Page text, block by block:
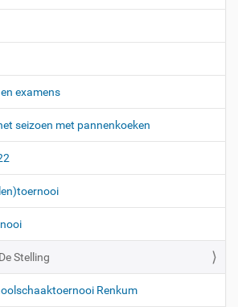
examens
seizoen met pannenkoeken
Stelling
Renkum